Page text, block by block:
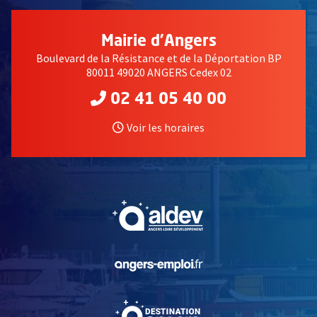
Mairie d'Angers
Boulevard de la Résistance et de la Déportation BP
80011 49020 ANGERS Cedex 02
02 41 05 40 00
Voir les horaires
, Ouvre une nouvelle